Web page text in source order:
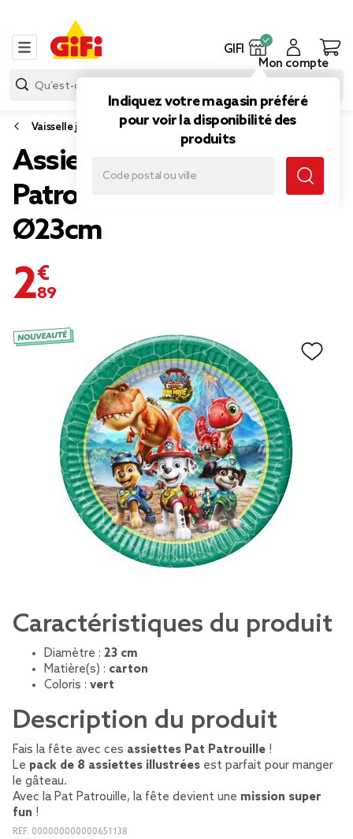
GIFI
Indiquez votre magasin préféré
pour voir la disponibilité des
produits
Mon compte
Vaisselle jetable et réutilisable
Assiette carton x8 Pat
Patrouille dinosaure
Ø23cm
2,89 €
Caractéristiques du produit
Diamètre : 23 cm
Matière(s) : carton
Coloris : vert
Description du produit
Fais la fête avec ces assiettes Pat Patrouille !
Le pack de 8 assiettes illustrées est parfait pour manger
le gâteau.
Avec la Pat Patrouille, la fête devient une mission super
fun !
REF. 000000000000651138